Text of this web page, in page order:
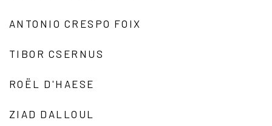
ANTONIO CRESPO FOIX
TIBOR CSERNUS
ROËL D'HAESE
ZIAD DALLOUL